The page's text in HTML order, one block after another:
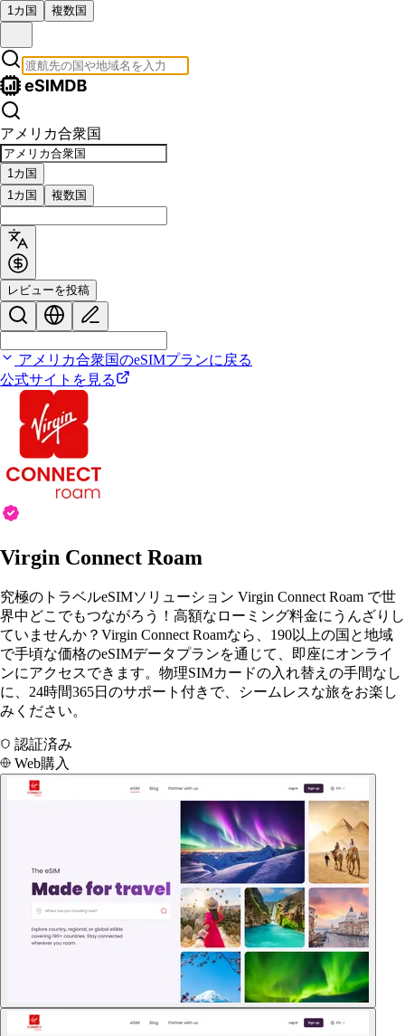
1カ国 複数国
アメリカ合衆国
1カ国
1カ国
複数国
レビューを投稿
アメリカ合衆国のeSIMプランに戻る
公式サイトを見る
Virgin Connect Roam
究極のトラベルeSIMソリューション Virgin Connect Roam で世
界中どこでもつながろう！高額なローミング料金にうんざりし
ていませんか？Virgin Connect Roamなら、190以上の国と地域
で手頃な価格のeSIMデータプランを通じて、即座にオンライ
ンにアクセスできます。物理SIMカードの入れ替えの手間なし
に、24時間365日のサポート付きで、シームレスな旅をお楽し
みください。
認証済み
Web購入